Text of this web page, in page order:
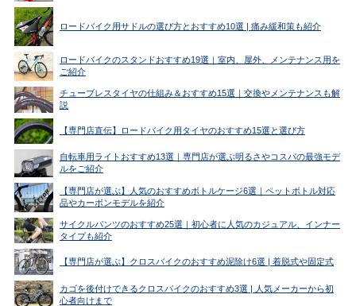
ロードバイク用サドルの選び方とおすすめ10選 | 痛み緩和策も紹介
ロードバイクのスタンドおすすめ19選｜室内、屋外、メンテナンス用を
ご紹介
チューブレスタイヤの仕組み＆おすすめ15選｜交換やメンテナンスも解
説
【専門店直伝】ロードバイク用タイヤのおすすめ15選と選び方
自転車用ライトおすすめ13選｜専門店が選ぶ明るさやコスパの最強モデ
ルをご紹介
【専門店が選ぶ】人気のおすすめボトルケージ6選｜ペットボトル対応
品やカーボンモデルを紹介
サイクルパンツのおすすめ25選｜初心者に人気のカジュアル、インナー
タイプも紹介
【専門店が選ぶ】クロスバイクのおすすめ泥除け6選 | 着脱式や固定式
カゴを後付けできるクロスバイクのおすすめ3選 | 人気メーカーから初
心者向けまで